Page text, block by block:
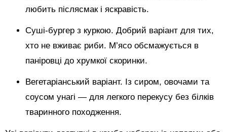
любить післясмак і яскравість.
Суші-бургер з куркою. Добрий варіант для тих,
хто не вживає риби. М’ясо обсмажується в
паніровці до хрумкої скоринки.
Вегетаріанський варіант. Із сиром, овочами та
соусом унагі — для легкого перекусу без білків
тваринного походження.